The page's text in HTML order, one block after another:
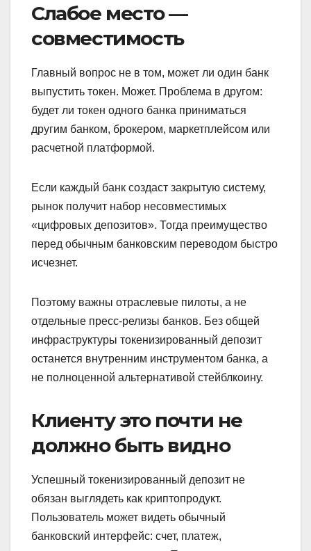
Слабое место —
совместимость
Главный вопрос не в том, может ли один банк
выпустить токен. Может. Проблема в другом:
будет ли токен одного банка приниматься
другим банком, брокером, маркетплейсом или
расчетной платформой.
Если каждый банк создаст закрытую систему,
рынок получит набор несовместимых
«цифровых депозитов». Тогда преимущество
перед обычным банковским переводом быстро
исчезнет.
Поэтому важны отраслевые пилоты, а не
отдельные пресс-релизы банков. Без общей
инфраструктуры токенизированный депозит
останется внутренним инструментом банка, а
не полноценной альтернативой стейблкоину.
Клиенту это почти не
должно быть видно
Успешный токенизированный депозит не
обязан выглядеть как криптопродукт.
Пользователь может видеть обычный
банковский интерфейс: счет, платеж,